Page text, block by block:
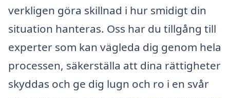
verkligen göra skillnad i hur smidigt din
situation hanteras. Oss har du tillgång till
experter som kan vägleda dig genom hela
processen, säkerställa att dina rättigheter
skyddas och ge dig lugn och ro i en svår